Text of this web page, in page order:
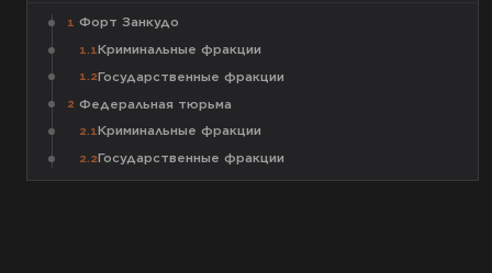
1 Форт Занкудо
1.1Криминальные фракции
1.2Государственные фракции
2 Федеральная тюрьма
2.1Криминальные фракции
2.2Государственные фракции